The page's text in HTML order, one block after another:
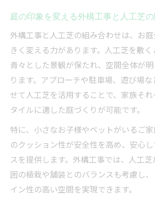
人工芝導入なら快適な外構空間づ
識
外構工事で叶える人工芝の心
人工芝を活かす外構工事のデ
ト
外構工事で実現する人工芝の
人工芝と外構工事で家族が集
方法
茨城県かすみがうら市で理想の庭設
庭の印象を変える外構工事と人工芝
外構工事と人工芝の組み合わせは、お
きく変える力があります。人工芝を敷
青々とした景観が保たれ、空間全体が
ります。アプローチや駐車場、遊び場
せて人工芝を活用することで、家族そ
タイルに適した庭づくりが可能です。
特に、小さなお子様やペットがいるご
のクッション性が安全性を高め、安心
スを提供します。外構工事では、人工
囲の植栽や舗装とのバランスも考慮し
イン性の高い空間を実現できます。